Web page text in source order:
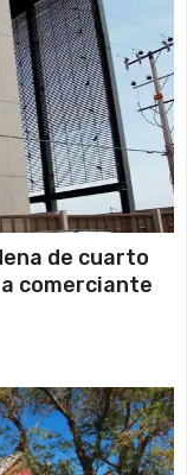
de cuarto
comerciante